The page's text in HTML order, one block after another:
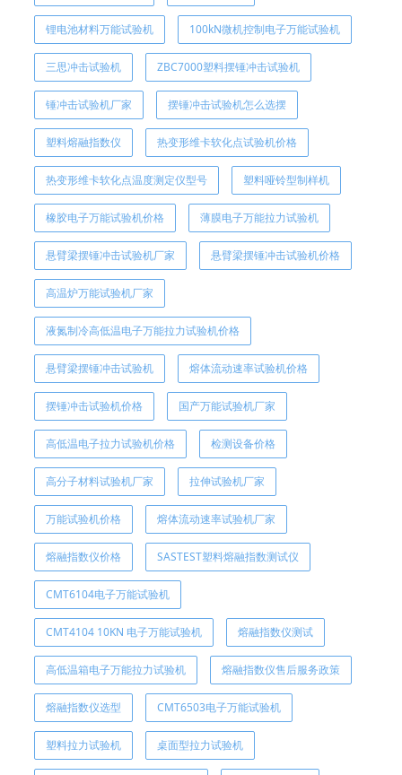
锂电池材料万能试验机 100kN微机控制电子万能试验机
三思冲击试验机 ZBC7000塑料摆锤冲击试验机
锤冲击试验机厂家 摆锤冲击试验机怎么选摆
塑料熔融指数仪 热变形维卡软化点试验机价格
热变形维卡软化点温度测定仪型号 塑料哑铃型制样机
橡胶电子万能试验机价格 薄膜电子万能拉力试验机
悬臂梁摆锤冲击试验机厂家 悬臂梁摆锤冲击试验机价格
高温炉万能试验机厂家
液氮制冷高低温电子万能拉力试验机价格
悬臂梁摆锤冲击试验机 熔体流动速率试验机价格
摆锤冲击试验机价格 国产万能试验机厂家
高低温电子拉力试验机价格 检测设备价格
高分子材料试验机厂家 拉伸试验机厂家
万能试验机价格 熔体流动速率试验机厂家
熔融指数仪价格 SASTEST塑料熔融指数测试仪
CMT6104电子万能试验机
CMT4104 10KN 电子万能试验机 熔融指数仪测试
高低温箱电子万能拉力试验机 熔融指数仪售后服务政策
熔融指数仪选型 CMT6503电子万能试验机
塑料拉力试验机 桌面型拉力试验机